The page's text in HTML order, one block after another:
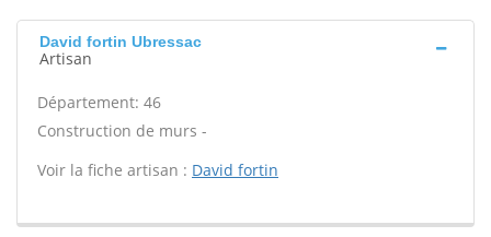
David fortin Ubressac
Artisan
Département: 46
Construction de murs -
Voir la fiche artisan : David fortin